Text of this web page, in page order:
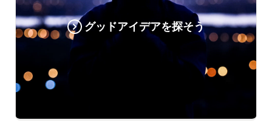
グッドアイデアを探そう